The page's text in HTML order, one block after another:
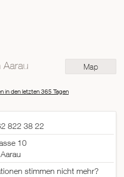
Map
Aarau
in den letzten 365 Tagen
822 38 22
10
stimmen nicht mehr?